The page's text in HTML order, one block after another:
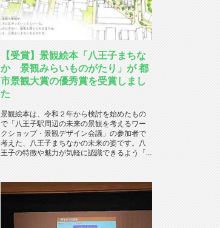
【受賞】景観絵本「八王子まちな
か 景観みらいものがたり」が 都
市景観大賞の優秀賞を受賞しまし
た
景観絵本は、令和２年から検討を始めたもの
で「八王子駅周辺の未来の景観を考えるワー
クショップ・景観デザイン会議」の参加者で
考えた、八王子まちなかの未来の姿です。八
王子の特徴や魅力が気軽に認識できるよう「...